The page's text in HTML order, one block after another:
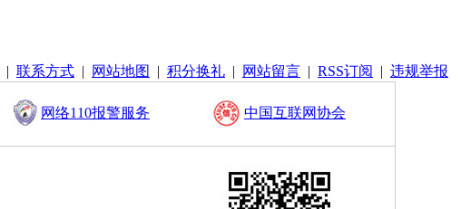
| 联系方式 | 网站地图 | 积分换礼 | 网站留言 | RSS订阅 | 违规举报
网络110报警服务 中国互联网协会